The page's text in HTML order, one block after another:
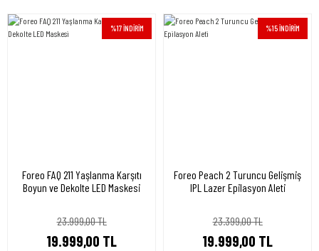
%17 İNDİRİM
Foreo FAQ 211 Yaşlanma Karşıtı
Boyun ve Dekolte LED Maskesi
23.999,00 TL
19.999,00 TL
%15 İNDİRİM
Foreo Peach 2 Turuncu Gelişmiş
IPL Lazer Epilasyon Aleti
23.399,00 TL
19.999,00 TL